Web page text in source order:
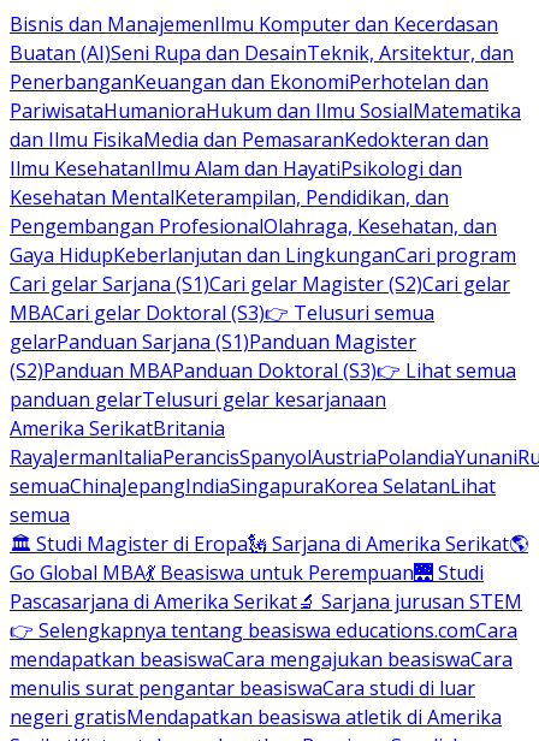
Bisnis dan ManajemenIlmu Komputer dan Kecerdasan
Buatan (AI)Seni Rupa dan DesainTeknik, Arsitektur, dan
PenerbanganKeuangan dan EkonomiPerhotelan dan
PariwisataHumanioraHukum dan Ilmu SosialMatematika
dan Ilmu FisikaMedia dan PemasaranKedokteran dan
Ilmu KesehatanIlmu Alam dan HayatiPsikologi dan
Kesehatan MentalKeterampilan, Pendidikan, dan
Pengembangan ProfesionalOlahraga, Kesehatan, dan
Gaya HidupKeberlanjutan dan LingkunganCari program
Cari gelar Sarjana (S1)Cari gelar Magister (S2)Cari gelar
MBACari gelar Doktoral (S3)👉 Telusuri semua
gelarPanduan Sarjana (S1)Panduan Magister
(S2)Panduan MBAPanduan Doktoral (S3)👉 Lihat semua
panduan gelarTelusuri gelar kesarjanaan
Amerika SerikatBritania
RayaJermanItaliaPerancisSpanyolAustriaPolandiaYunani
semuaChinaJepangIndiaSingapuraKorea SelatanLihat
semua
🏛 Studi Magister di Eropa🗽 Sarjana di Amerika Serikat🌎
Go Global MBA💃 Beasiswa untuk Perempuan🌉 Studi
Pascasarjana di Amerika Serikat🔬 Sarjana jurusan STEM
👉 Selengkapnya tentang beasiswa educations.comCara
mendapatkan beasiswaCara mengajukan beasiswaCara
menulis surat pengantar beasiswaCara studi di luar
negeri gratisMendapatkan beasiswa atletik di Amerika